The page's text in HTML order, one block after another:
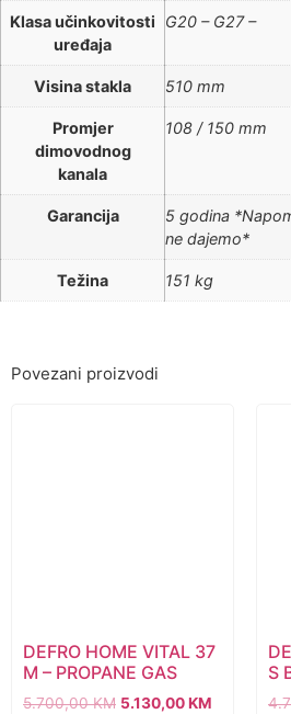
Klasa učinkovitosti
uređaja
G20 – G27 –
Visina stakla 510 mm
Promjer
dimovodnog
kanala
108 / 150 mm
Garancija
5 godina
ne dajemo*
Težina 151 kg
Povezani proizvodi
DEFRO HOME VITAL 37
M – PROPANE GAS
5.700,00KM 5.130,00KM
S